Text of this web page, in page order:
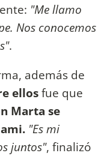
"Me llamo
Nos conocemos
.
además de
ellosfue que
Marta se
"Es mi
juntos", finalizó